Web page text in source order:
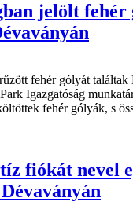
jelölt fehér
fehér gólyát találtak
Igazgatóság
fehér gólyák, s
fiókát nevel